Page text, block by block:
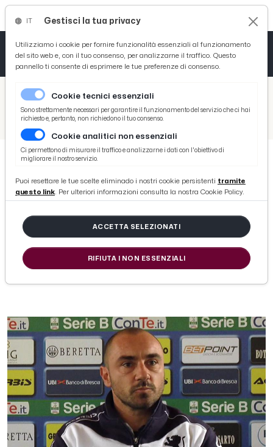
/ Picenotime
/ Serie B
Brescia, tre sconfitte consecutive sono troppe. Brocchi via, arriva Cagni
Brescia, tre sconfitte consecutive
sono troppe. Brocchi via, arriva
Cagni
di Redazione Picenotime
Gestisci la tua privacy
Utilizziamo i cookie per fornire funzionalità essenziali al funzionamento
del sito web e, con il tuo consenso, per analizzarne il traffico. Questo
pannello ti consente di esprimere le tue preferenze di consenso.
Cookie tecnici essenziali
Sono strettamente necessari per garantire il funzionamento del servizio che ci hai
richiesto e, pertanto, non richiedono il tuo consenso.
Cookie analitici non essenziali
Ci permettono di misurare il traffico e analizzarne i dati con l'obiettivo di
migliorare il nostro servizio.
Puoi resettare le tue scelte eliminado i nostri cookie persistenti tramite
questo link. Per ulteriori informazioni consulta la nostra Cookie Policy.
ACCETTA SELEZIONATI
RIFIUTA I NON ESSENZIALI
Tutto News
Tutto Sport
Basket
Ciclismo
Tutto Curiosità